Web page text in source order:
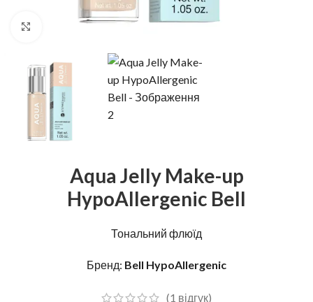
Натисніть, щоб збільшити
Aqua Jelly Make-up
HypoAllergenic Bell
Тональний флюїд
Бренд: Bell HypoAllergenic
(1 відгук)